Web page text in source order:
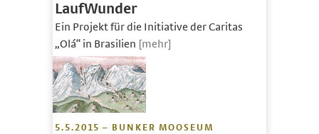
LaufWunder
Ein Projekt für die Initiative der Caritas
„Olá“ in Brasilien [mehr]
5.5.2015 – BUNKER MOOSEUM